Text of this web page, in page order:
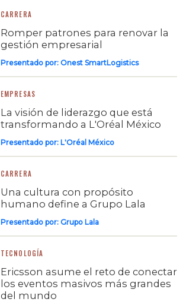
CARRERA
Romper patrones para renovar la
gestión empresarial
Presentado por: Onest SmartLogistics
EMPRESAS
La visión de liderazgo que está
transformando a L'Oréal México
Presentado por: L'Oréal México
CARRERA
Una cultura con propósito
humano define a Grupo Lala
Presentado por: Grupo Lala
TECNOLOGÍA
Ericsson asume el reto de conectar
los eventos masivos más grandes
del mundo